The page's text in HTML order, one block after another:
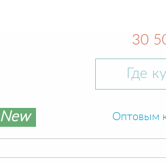
30
Где
New Оптовым